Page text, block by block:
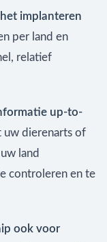
implanteren
per land en
relatief
up-to-
uw dierenarts of
land
controleren en te
ook voor